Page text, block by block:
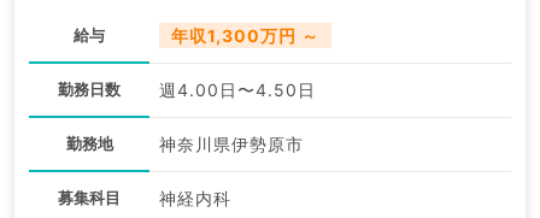
給与 年収1,300万円 ～
勤務日数 週4.00日〜4.50日
勤務地 神奈川県伊勢原市
募集科目 神経内科